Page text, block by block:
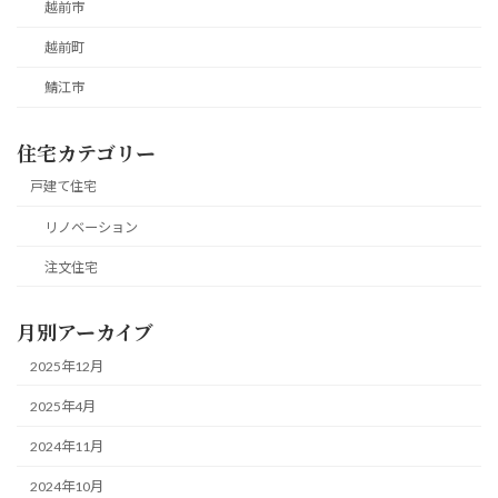
越前市
越前町
鯖江市
住宅カテゴリー
戸建て住宅
リノベーション
注文住宅
月別アーカイブ
2025年12月
2025年4月
2024年11月
2024年10月